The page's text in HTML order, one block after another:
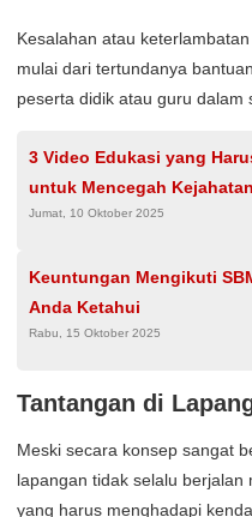
Kesalahan atau
mulai dari tertundanya
peserta didik atau guru dalam
3 Video Edukasi yang
untuk Mencegah
Jumat, 10 Oktober 2025
Keuntungan Mengikuti
Anda Ketahui
Rabu, 15 Oktober 2025
Tantangan di
Meski secara konsep sangat
lapangan tidak selalu berjalan
yang harus menghadapi